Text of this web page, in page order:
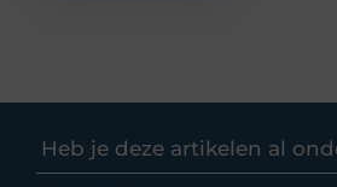
Heb je deze artikelen al